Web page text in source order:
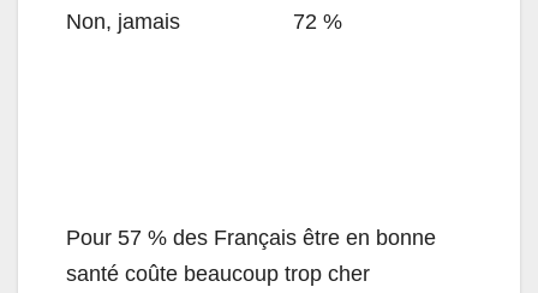
Non, jamais
72 %
Pour 57 % des Français être en bonne
santé coûte beaucoup trop cher